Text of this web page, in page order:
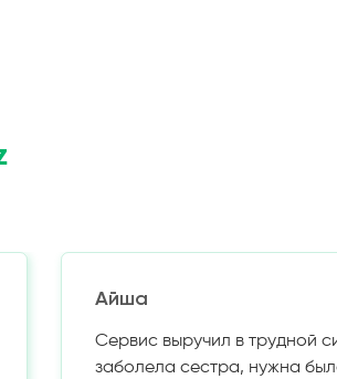
Айша
Сервис выручил в трудной
заболела сестра, нужна